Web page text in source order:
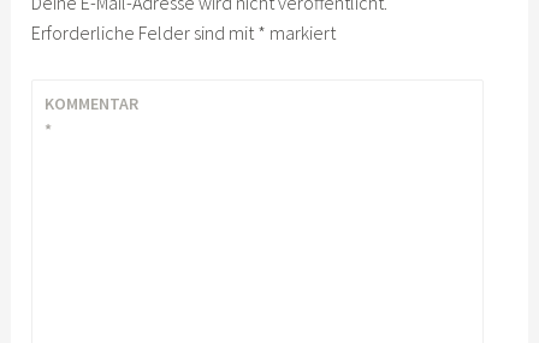
Erforderliche Felder sind mit* markiert
KOMMENTAR
*